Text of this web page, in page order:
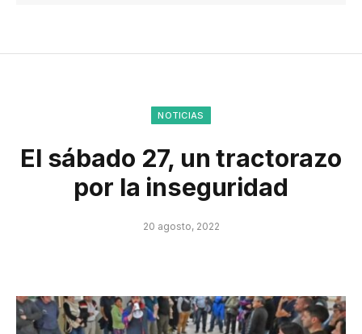
NOTICIAS
El sábado 27, un tractorazo
por la inseguridad
20 agosto, 2022